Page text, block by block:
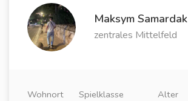
Maksym Samardak
zentrales Mittelfeld
Wohnort
Spielklasse
Alter